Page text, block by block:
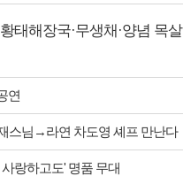
태해장국·무생채·양념 목
연
스님→라연 차도영 셰프 만난다
랑하고도' 명품 무대